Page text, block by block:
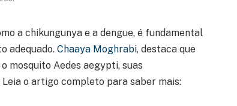
a chikungunya e a dengue, é fundamental
adequado.Chaaya Moghrabi, destaca que
mosquito Aedes aegypti, suas
o artigo completo para saber mais: